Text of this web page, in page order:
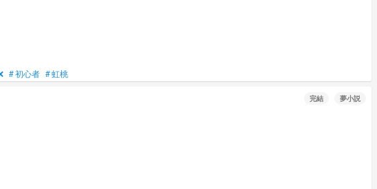
#初心者 #虹桃
完結 夢小説